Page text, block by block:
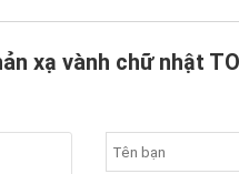
xạ vành chữ nhật